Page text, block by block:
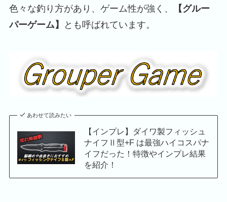
色々な釣り方があり、ゲーム性が強く、
【グルー
パーゲーム】
とも呼ばれています。
あわせて読みたい
【インプレ】ダイワ製フィッシュ
ナイフⅡ型+F は最強ハイコスパナ
イフだった！特徴やインプレ結果
を紹介！